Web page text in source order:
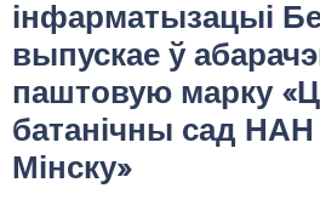
інфарматызацыі
выпускае ў
паштовую марку
батанічны сад НАН
Мінску»